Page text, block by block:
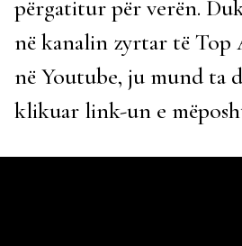
përgatitur për verën.
në kanalin zyrtar të Top
në Youtube, ju mund ta
klikuar link-un e